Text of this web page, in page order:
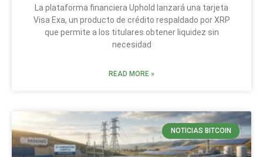
La plataforma financiera Uphold lanzará una tarjeta
Visa Exa, un producto de crédito respaldado por XRP
que permite a los titulares obtener liquidez sin
necesidad
READ MORE »
NOTICIAS BITCOIN